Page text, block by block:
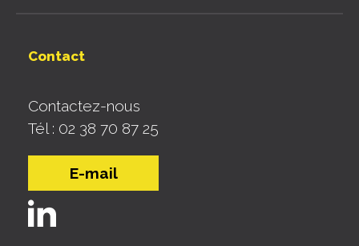
Contact
Contactez-nous
Tél : 02 38 70 87 25
E-mail